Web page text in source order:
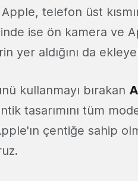
telefon üst
ise ön kamera ve
yer aldığını da
kullanmayı bırakan
tasarımını tüm
çentiğe sahip